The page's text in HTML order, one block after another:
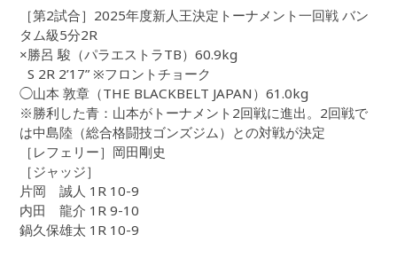
［第2試合］2025年度新人王決定トーナメント一回戦 バン
タム級5分2R
×勝呂 駿（パラエストラTB）60.9kg
S 2R 2’17” ※フロントチョーク
◯山本 敦章（THE BLACKBELT JAPAN）61.0kg
※勝利した青：山本がトーナメント2回戦に進出。2回戦で
は中島陸（総合格闘技ゴンズジム）との対戦が決定
［レフェリー］岡田剛史
［ジャッジ］
片岡 誠人 1R 10-9
内田 龍介 1R 9-10
鍋久保雄太 1R 10-9